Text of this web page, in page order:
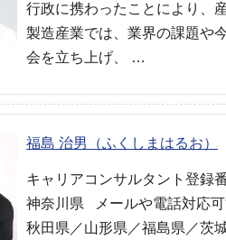
行政に携わったことにより、
製造産業では、業界の課題や
会を立ち上げ、 …
福島 治男（ふくしまはるお）
キャリアコンサルタント登
神奈川県 メールや電話対応
秋田県／山形県／福島県／茨